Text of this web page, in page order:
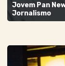
Jovem Pan
Jornalismo